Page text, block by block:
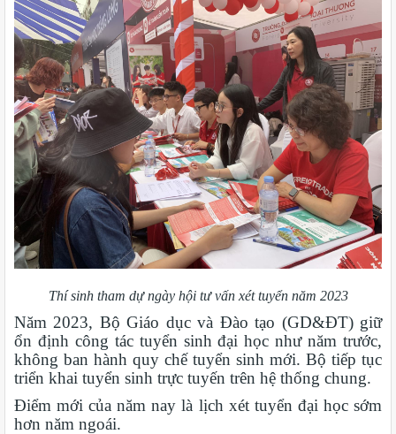
Thí sinh tham dự ngày hội tư vấn xét tuyển năm 2023
Năm 2023, Bộ Giáo dục và Đào tạo (GD&ĐT) giữ
ổn định công tác tuyển sinh đại học như năm trước,
không ban hành quy chế tuyển sinh mới. Bộ tiếp tục
triển khai tuyển sinh trực tuyến trên hệ thống chung.
Điểm mới của năm nay là lịch xét tuyển đại học sớm
hơn năm ngoái.